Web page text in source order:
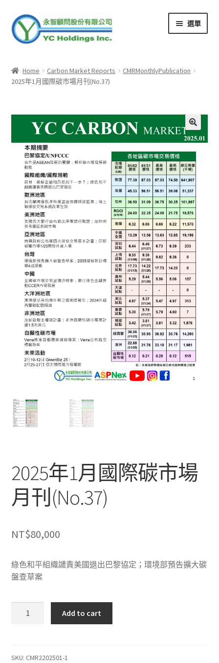
跳
至
導
列
跳
至
主
內
容
選單
商店
我的帳號
購物車
結帳
登入/登出
Home Carbon Market Reports
CMRMonthlyPublication
2025年1月國際碳市場月刊(No.37)
2025年1月國際碳市場
月刊(No.37)
NT$80,000
綠色和平組織譴責美國退出巴黎協定；環境部預告擴大碳
盤查草案
國
Add to cart
SKU: CMR2202501-1